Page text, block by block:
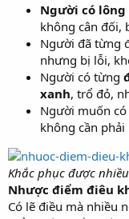
Người có
không cân đối,
Người đã từng
nhưng bị lỗi,
Người có từng
xanh, trổ đỏ,
Người muốn
không cần
Khắc phục được
Nhược điểm điêu
Có lẽ điều mà nhiều